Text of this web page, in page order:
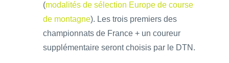
(modalités de sélection Europe de course
de montagne). Les trois premiers des
championnats de France + un coureur
supplémentaire seront choisis par le DTN.